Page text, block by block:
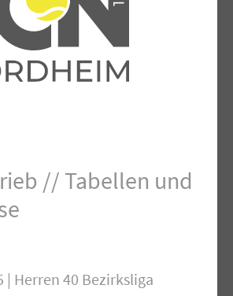
// Tabellen und
| Herren 40 Bezirksliga